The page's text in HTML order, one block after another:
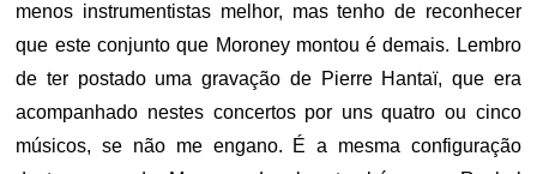
menos instrumentistas melhor, mas tenho de reconhecer
que este conjunto que Moroney montou é demais. Lembro
de ter postado uma gravação de Pierre Hantaï, que era
acompanhado nestes concertos por uns quatro ou cinco
músicos, se não me engano. É a mesma configuração